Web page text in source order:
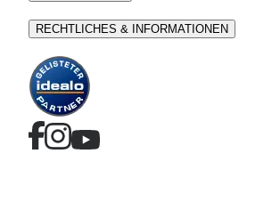
RECHTLICHES & INFORMATIONEN